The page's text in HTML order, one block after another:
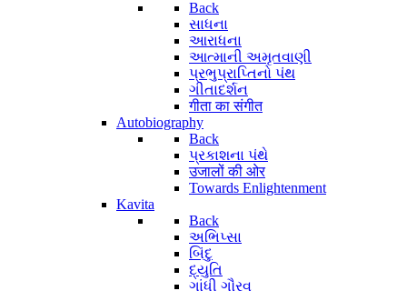
Back
સાધના
આરાધના
આત્માની અમૃતવાણી
પ્રભુપ્રાપ્તિનો પંથ
ગીતાદર્શન
गीता का संगीत
Autobiography
Back
પ્રકાશના પંથે
उजालों की ओर
Towards Enlightenment
Kavita
Back
અભિપ્સા
બિંદુ
દ્યુતિ
ગાંધી ગૌરવ